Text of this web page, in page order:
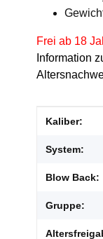
Frei ab 18
Information
Wert
Kaliber:
System:
Blow Back:
Gruppe: